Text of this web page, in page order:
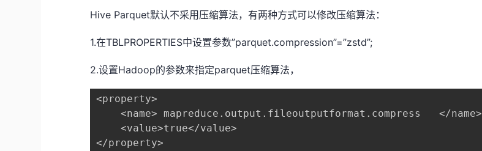
Hive Parquet默认不采用压缩算法，有两种方式可以修改压缩算法：
1.在TBLPROPERTIES中设置参数”parquet.compression”=”zstd”;
2.设置Hadoop的参数来指定parquet压缩算法，
<property>
<name> mapreduce.output.fileoutputformat.compress   </name>
<value>true</value>
</property>